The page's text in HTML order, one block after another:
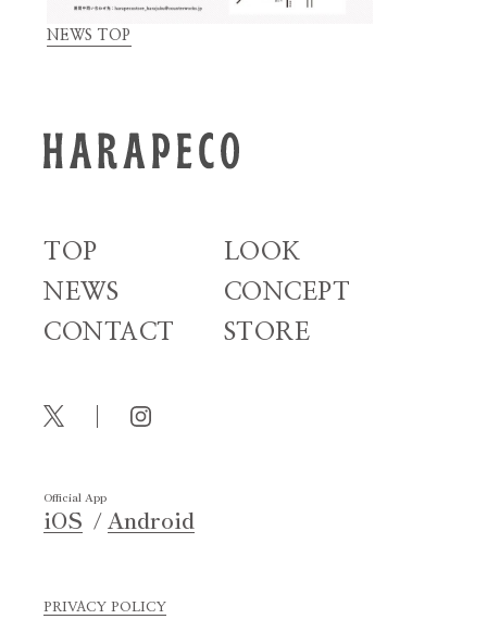
NEWS TOP
TOP
LOOK
NEWS
CONCEPT
CONTACT
STORE
Official App
iOS Android
PRIVACY POLICY